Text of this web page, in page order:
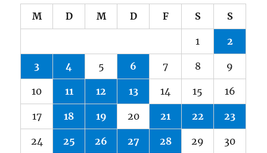
M D M D F S S
1 2
3 4 5 6 7 8 9
10 11 12 13 14 15 16
17 18 19 20 21 22 23
24 25 26 27 28 29 30